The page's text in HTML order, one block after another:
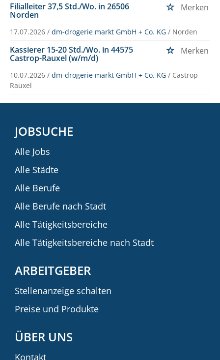
Filialleiter 37,5 Std./Wo. in 26506
Norden
Merken
17.07.2026 / dm-drogerie markt GmbH + Co. KG / Norden
Kassierer 15-20 Std./Wo. in 44575
Castrop-Rauxel (w/m/d)
Merken
10.07.2026 / dm-drogerie markt GmbH + Co. KG / Castrop-
Rauxel
JOBSUCHE
Alle Jobs
Alle Städte
Alle Berufe
Alle Berufe nach Stadt
Alle Tätigkeitsbereiche
Alle Tätigkeitsbereiche nach Stadt
ARBEITGEBER
Stellenanzeige schalten
Preise und Produkte
ÜBER UNS
Kontakt